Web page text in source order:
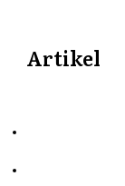
Artikel